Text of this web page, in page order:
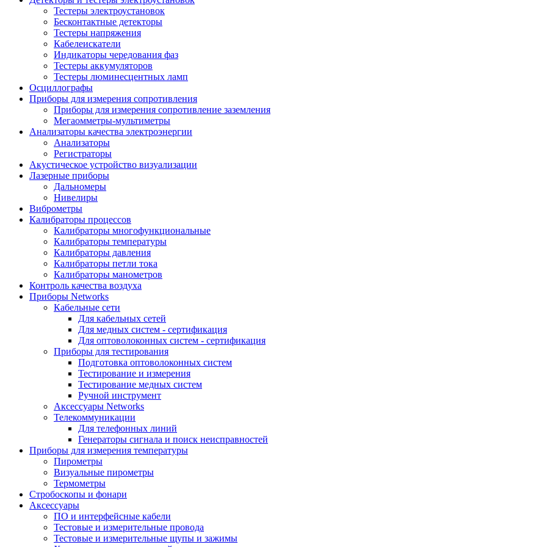
Тестеры электроустановок
Бесконтактные детекторы
Тестеры напряжения
Кабелеискатели
Индикаторы чередования фаз
Тестеры аккумуляторов
Тестеры люминесцентных ламп
Осциллографы
Приборы для измерения сопротивления
Приборы для измерения сопротивление заземления
Мегаомметры-мультиметры
Анализаторы качества электроэнергии
Анализаторы
Регистраторы
Акустическое устройство визуализации
Лазерные приборы
Дальномеры
Нивелиры
Виброметры
Калибраторы процессов
Калибраторы многофункциональные
Калибраторы температуры
Калибраторы давления
Калибраторы петли тока
Калибраторы манометров
Контроль качества воздуха
Приборы Networks
Кабельные сети
Для кабельных сетей
Для медных систем - сертификация
Для оптоволоконных систем - сертификация
Приборы для тестирования
Подготовка оптоволоконных систем
Тестирование и измерения
Тестирование медных систем
Ручной инструмент
Аксессуары Networks
Телекоммуникации
Для телефонных линий
Генераторы сигнала и поиск неисправностей
Приборы для измерения температуры
Пирометры
Визуальные пирометры
Термометры
Стробоскопы и фонари
Аксессуары
ПО и интерфейсные кабели
Тестовые и измерительные провода
Тестовые и измерительные щупы и зажимы